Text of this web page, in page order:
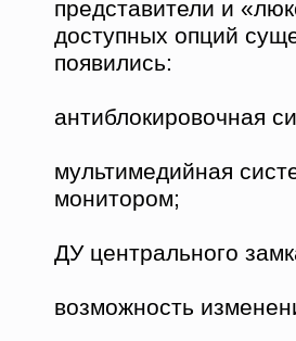
представители и
доступных опций
появились:
антиблокировочная
мультимедийная
монитором;
ДУ центрального
возможность